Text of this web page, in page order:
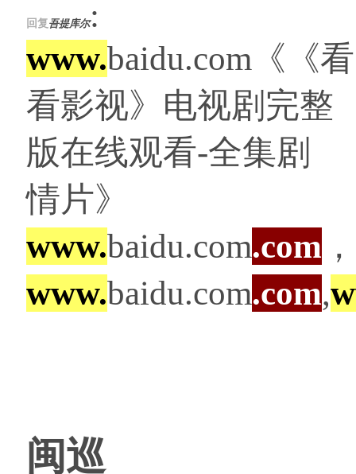
回复吾提库尔:
www.baidu.com《《看
看影视》电视剧完整
版在线观看-全集剧
情片》
www.baidu.com.com ，
www.baidu.com.com,
闽巡